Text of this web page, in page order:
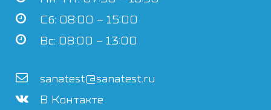
Сб: 08:00 – 15:00
Вс: 08:00 – 13:00
sanatest@sanatest.ru
В Контакте